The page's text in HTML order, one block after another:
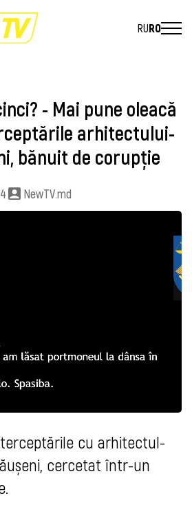
RURO
- Mai pune oleacă
arhitectului-
bănuit de corupție
NewTV.md
cu arhitectul-
cercetat într-un